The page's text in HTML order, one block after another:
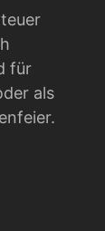
für
als